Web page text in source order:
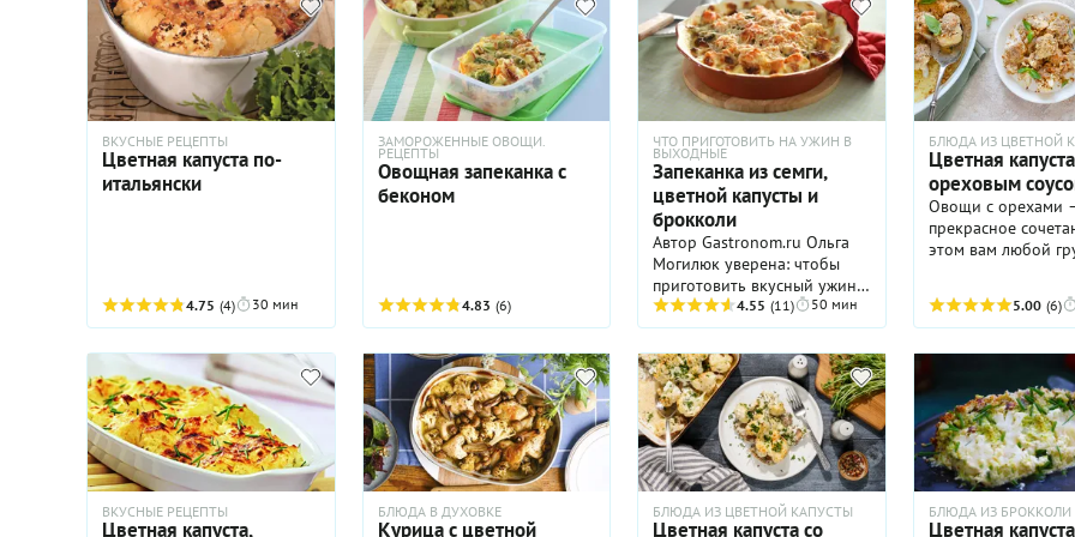
ВКУСНЫЕ РЕЦЕПТЫ
Цветная капуста по-
итальянски
4.75 (4) 30 мин
ЗАМОРОЖЕННЫЕ ОВОЩИ.
РЕЦЕПТЫ
Овощная запеканка с
беконом
4.83 (6)
ЧТО ПРИГОТОВИТЬ НА УЖИН В
ВЫХОДНЫЕ
Запеканка из семги,
цветной капусты и
брокколи
Автор Gastronom.ru Ольга
Могилюк уверена: чтобы
приготовить вкусный ужин
не обязательно совершать
многочасовой подвиг у
плиты.
4.55 (11) 50 мин
БЛЮДА ИЗ ЦВЕТНОЙ
Цветная
ореховым
Овощи с орехами
прекрасное
этом вам любой
ореховым соусом –
грузинское блюдо,
есть легкий намек
прекрасную кухню:
вышеупомянутое
плюс
специй хмели-
хотите усилить
добавьте в соус
кинзу и немного
перца.
5.00 (6)
ВКУСНЫЕ РЕЦЕПТЫ
Цветная капуста,
БЛЮДА В ДУХОВКЕ
Курица с цветной
БЛЮДА ИЗ ЦВЕТНОЙ КАПУСТЫ
Цветная капуста со
БЛЮДА ИЗ БРОККОЛИ
Цветная